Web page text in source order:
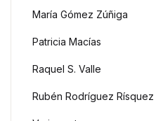
María Gómez Zúñiga
Patricia Macías
Raquel S. Valle
Rubén Rodríguez Rísquez